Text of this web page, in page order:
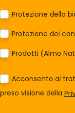
Protezione della
Protezione dei
Prodotti (Almo
Acconsento al
preso visione della